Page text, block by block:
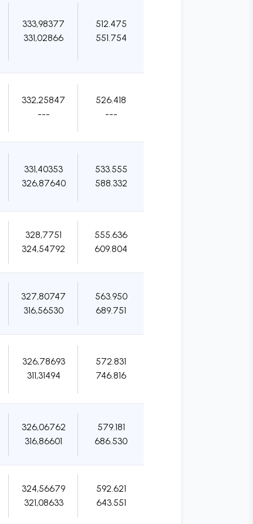
333,98377
331,02866
512.475
551.754
332,25847
---
526.418
---
331,40353
326,87640
533.555
588.332
328,7751
324,54792
555.636
609.804
327,80747
316,56530
563.950
689.751
326,78693
311,31494
572.831
746.816
326,06762
316,86601
579.181
686.530
324,56679
321,08633
592.621
643.551